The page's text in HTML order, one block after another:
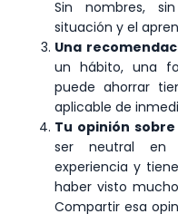
Sin nombres,
situación y el
Una
un hábito, una
puede ahorrar
aplicable de
Tu opinión
ser neutral en
experiencia y
haber visto
Compartir esa